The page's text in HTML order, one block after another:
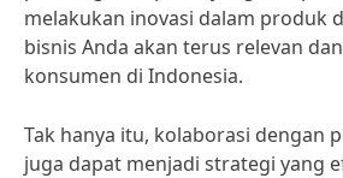
melakukan inovasi dalam produk
bisnis Anda akan terus relevan
konsumen di Indonesia.
Tak hanya itu, kolaborasi dengan
juga dapat menjadi strategi yang